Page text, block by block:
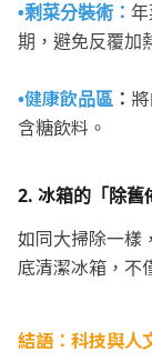
•剩菜分裝術： 年
期，避免反覆加
•健康飲品區 ：
含糖飲料。
2. 冰箱的「除舊
如同大掃除一樣
底清潔冰箱，不
結語：科技與人